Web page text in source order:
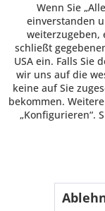
Wenn Sie
einverstanden
weiterzugeben,
schließt
USA ein. Falls Sie
wir uns auf die
keine auf Sie
bekommen.
„Konfigurieren“.